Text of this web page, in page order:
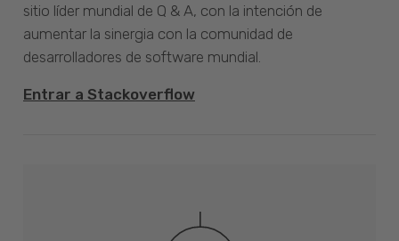
sitio líder mundial de Q & A, con la intención de
aumentar la sinergia con la comunidad de
desarrolladores de software mundial.
Entrar a Stackoverflow